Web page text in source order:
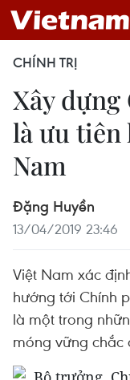
CHÍNH TRỊ
Xây
là ưu tiên
Nam
Đặng Huyền
13/04/2019 23:46
Việt Nam xác
hướng tới Chính
là một trong
móng vững chắc